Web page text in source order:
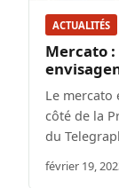
ACTUALITÉS
Mercato
Le mercato
côté de la
du
février 19,